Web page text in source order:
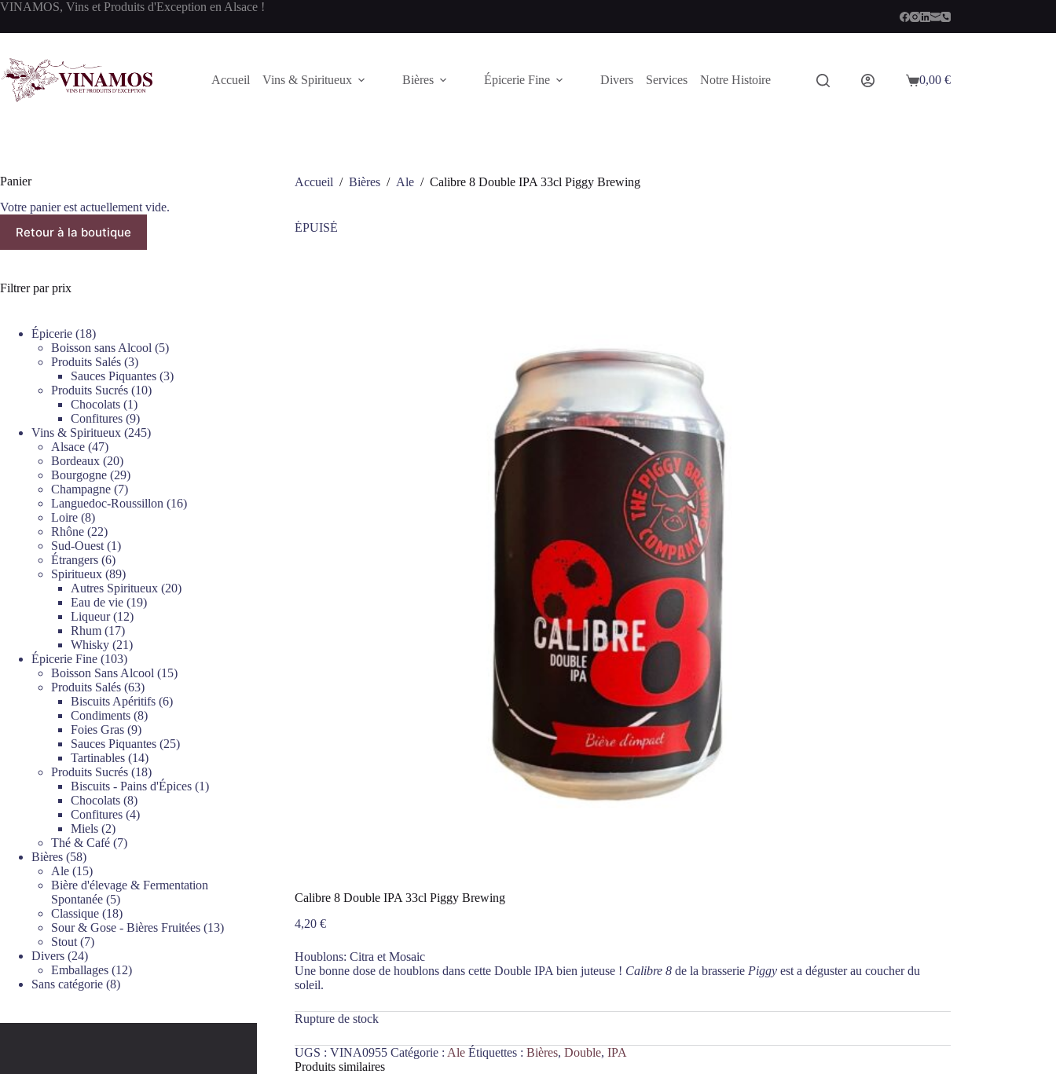
Passer
contenu
VINAMOS, Vins et Produits d'Exception en Alsace !
Accueil Vins & Spiritueux Bières Épicerie Fine Divers Services Notre Histoire
Panier
0,00 €
Accueil / Bières / Ale / Calibre 8 Double IPA 33cl Piggy Brewing
ÉPUISÉ
Calibre 8 Double IPA 33cl Piggy Brewing
4,20 €
Houblons: Citra et Mosaic
Une bonne dose de houblons dans cette Double IPA bien juteuse ! Calibre 8de la brasserie Piggyest a déguster au coucher du
soleil.
Rupture de stock
UGS : VINA0955 Catégorie : Ale Étiquettes : Bières, Double, IPA
Produits similaires
Panier
Votre panier est actuellement vide.
Retour à la boutique
Filtrer par prix
Épicerie 1818
produits
Boisson sans Alcool 55
Produits Salés 33
produits
Sauces Piquantes 33
Produits Sucrés 1010
Chocolats 11
produit
Confitures 99
produits
Vins & Spiritueux 245245
Alsace 4747
produits
Bordeaux 2020
produits
Bourgogne 2929
produits
Champagne 77
produits
Languedoc-Roussillon 1616
Loire 88
produits
Rhône 2222
produits
Sud-Ouest 11
Étrangers 66
produits
Spiritueux 8989
produits
Autres Spiritueux 2020
Eau de vie 1919
Liqueur 1212
Rhum 1717
produits
Whisky 2121
Épicerie Fine 103103
produits
Boisson Sans Alcool 1515
Produits Salés 6363
produits
Biscuits Apéritifs 66
Condiments 88
Foies Gras 99
produits
Sauces Piquantes 2525
Tartinables 1414
produits
Produits Sucrés 1818
produits
Biscuits - Pains d'Épices 11
Chocolats 88
produits
Confitures 44
Miels 22
produits
Thé & Café 77
Bières 5858
produits
Ale 1515
produits
Bière d'élevage & Fermentation
Spontanée 55
produits
Classique 1818
produits
Sour & Gose - Bières Fruitées 1313
Stout 77
Divers 2424
produits
Emballages 1212
Sans catégorie 88